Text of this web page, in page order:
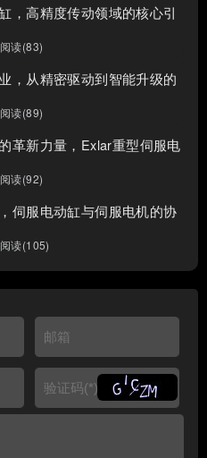
，高精度传动领域的核心引
阅读(83)
，从精密驱动到智能升级的
阅读(89)
革新力量，Exlar重型伺服电
阅读(92)
伺服电动缸与伺服电机的协
阅读(105)